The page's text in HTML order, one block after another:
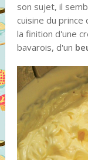
son sujet, il
cuisine du
la finition d'une
bavarois, d'un